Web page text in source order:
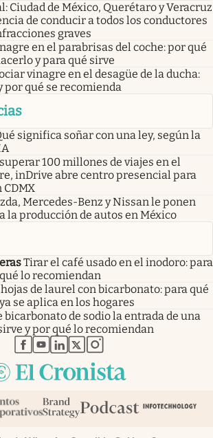
Ciudad de México, Querétaro y Veracruz
de conducir a todos los conductores
graves
en el parabrisas del coche: por qué
y para qué sirve
vinagre en el desagüe de la ducha:
por qué se recomienda
significa soñar con una ley, según la
100 millones de viajes en el
inDrive abre centro presencial para
Mercedes-Benz y Nissan le ponen
la producción de autos en México
Tirar el café usado en el inodoro: para
lo recomiendan
de laurel con bicarbonato: para qué
se aplica en los hogares
bicarbonato de sodio la entrada de una
y por qué lo recomiendan
abre en nueva pestaña
abre en nueva pestaña
abre en nueva pestaña
abre en nueva pestaña
abre en nueva pestaña